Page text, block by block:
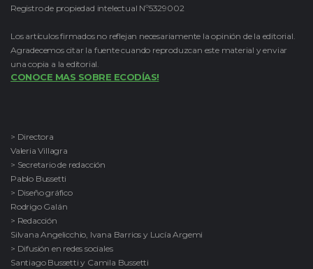
Registro de propiedad intelectual Nº5329002
Los artículos firmados no reflejan necesariamente la opinión de la editorial.
Agradecemos citar la fuente cuando reproduzcan este material y enviar
una copia a la editorial.
CONOCE MAS SOBRE ECODÍAS!
> Directora
Valeria Villagra
> Secretario de redacción
Pablo Bussetti
> Diseño gráfico
Rodrigo Galán
> Redacción
Silvana Angelicchio, Ivana Barrios y Lucía Argemi
> Difusión en redes sociales
Santiago Bussetti y Camila Bussetti